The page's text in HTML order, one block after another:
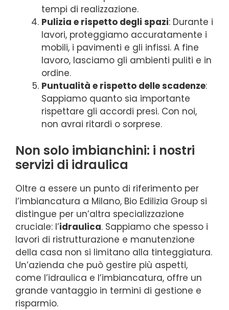
tempi di realizzazione.
Pulizia e rispetto degli spazi: Durante i
lavori, proteggiamo accuratamente i
mobili, i pavimenti e gli infissi. A fine
lavoro, lasciamo gli ambienti puliti e in
ordine.
Puntualità e rispetto delle scadenze:
Sappiamo quanto sia importante
rispettare gli accordi presi. Con noi,
non avrai ritardi o sorprese.
Non solo imbianchini: i nostri
servizi di idraulica
Oltre a essere un punto di riferimento per
l’imbiancatura a Milano, Bio Edilizia Group si
distingue per un’altra specializzazione
cruciale: l’idraulica. Sappiamo che spesso i
lavori di ristrutturazione e manutenzione
della casa non si limitano alla tinteggiatura.
Un’azienda che può gestire più aspetti,
come l’idraulica e l’imbiancatura, offre un
grande vantaggio in termini di gestione e
risparmio.